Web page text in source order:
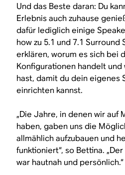
Und das Beste daran: Du
Erlebnis auch zuhause
dafür lediglich einige
how zu 5.1 und 7.1 Surround
erklären, worum es sich bei
Konfigurationen handelt
hast, damit du dein eigenes
einrichten kannst.
„Die Jahre, in denen wir auf
haben, gaben uns die
allmählich aufzubauen und
funktioniert“, so Bettina.
war hautnah und persönlich.“